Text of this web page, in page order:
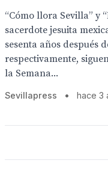
“Cómo llora Sevilla” y
sacerdote jesuita
sesenta años después
respectivamente,
la Semana...
Sevillapress • hace 3